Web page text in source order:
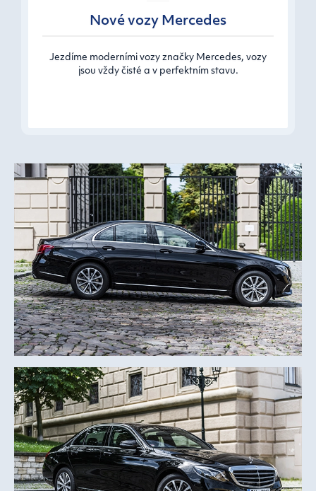
Nové vozy Mercedes
Jezdíme moderními vozy značky Mercedes, vozy
jsou vždy čisté a v perfektním stavu.